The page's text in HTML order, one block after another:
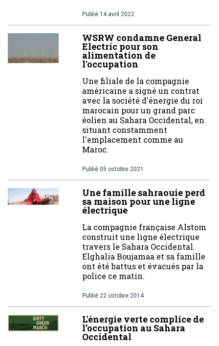
Publié 14 avril 2022
WSRW condamne General
Electric pour son
alimentation de
l'occupation
Une filiale de la compagnie
américaine a signé un contrat
avec la société d'énergie du roi
marocain pour un grand parc
éolien au Sahara Occidental, en
situant constamment
l'emplacement comme au
Maroc.
Publié 05 octobre 2021
Une famille sahraouie perd
sa maison pour une ligne
électrique
La compagnie française Alstom
construit une ligne électrique
travers le Sahara Occidental.
Elghalia Boujamaa et sa famille
ont été battus et évacués par la
police ce matin.
Publié 22 octobre 2014
L'énergie verte complice de
l’occupation au Sahara
Occidental